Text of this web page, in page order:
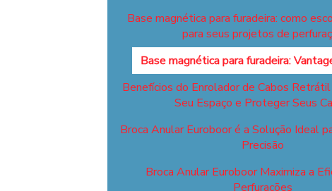
Base magnética para furadeira: como
para seus projetos de
Base magnética para furadeira:
Benefícios do Enrolador de Cabos Retrátil
Seu Espaço e Proteger Seus
Broca Anular Euroboor é a Solução Ideal
Precisão
Broca Anular Euroboor Maximiza a
Perfurações